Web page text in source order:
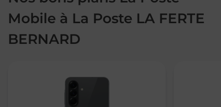
Mobile à La Poste LA FERTE
BERNARD